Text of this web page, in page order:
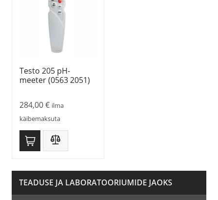
TEADUSE JA LABORATOORIUMIDE JAOKS
Testo 205 pH-
meeter (0563 2051)
284,00€ ilma
käibemaksuta